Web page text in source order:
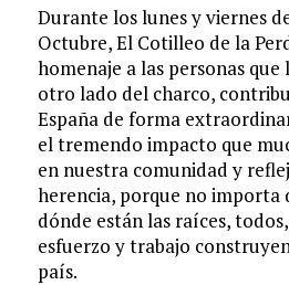
Durante los lunes y viernes
Octubre, El Cotilleo de la
homenaje a las personas que
otro lado del charco,
España de forma
el tremendo impacto que
en nuestra comunidad y
herencia, porque no importa
dónde están las raíces,
esfuerzo y trabajo
país.